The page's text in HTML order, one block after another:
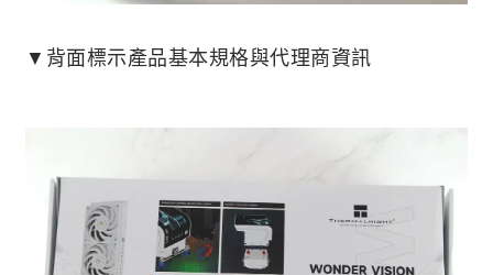
▼背面標示產品基本規格與代理商資訊